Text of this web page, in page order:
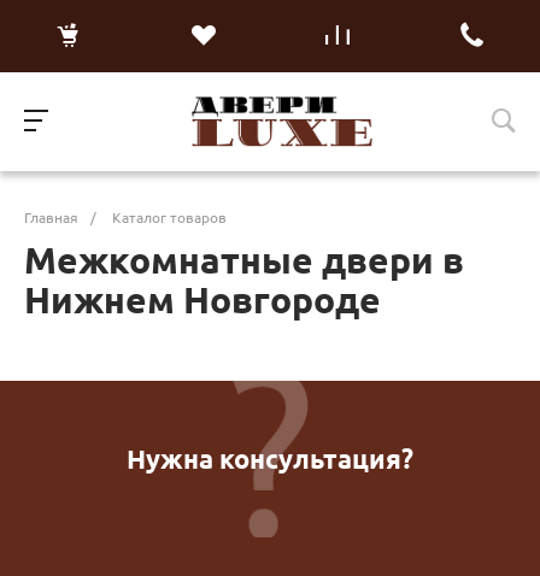
Главная / Каталог товаров
Межкомнатные двери в
Нижнем Новгороде
Нужна консультация?